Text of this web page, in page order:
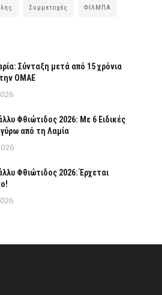
Συμμετοχές ΦΙΛΜΠΑ
Σύνταξη μετά από 15 χρόνια
ΟΜΑΕ
Φθιώτιδος 2026: Με 6 Ειδικές
από τη Λαμία
Φθιώτιδος 2026: Έρχεται